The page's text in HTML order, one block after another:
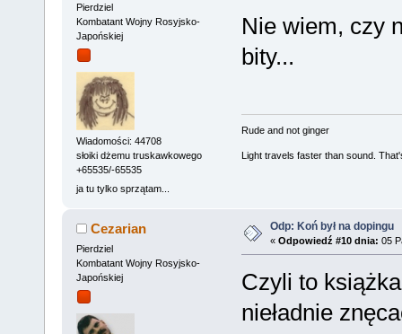
Pierdziel
Kombatant Wojny Rosyjsko-
Japońskiej
Wiadomości: 44708
słoiki dżemu truskawkowego
+65535/-65535
ja tu tylko sprzątam...
Nie wiem, czy
bity...
Rude and not ginger
Light travels faster than sound.
Cezarian
Pierdziel
Kombatant Wojny Rosyjsko-
Japońskiej
Odp: Koń był na dopingu
« Odpowiedź #10 dnia: 05
Czyli to
nieładnie